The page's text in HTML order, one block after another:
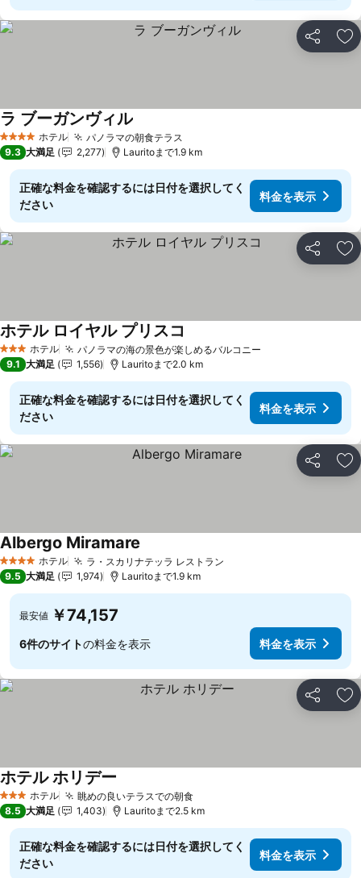
シェア お
4 ホテルのランク
ホテル パノラマの朝食テラス
ラ ブーガンヴィル
9.3 大満足 2,277 Lauritoまで1.9 km
正確な料金を確認するには日付を選択してく
ださい
料金を表示
シェア お
3 ホテルのランク
ホテル パノラマの海の景色が楽しめるバルコニー
ホテル ロイヤル プリスコ
9.1 大満足 1,556 Lauritoまで2.0 km
正確な料金を確認するには日付を選択してく
ださい
料金を表示
シェア お
4 ホテルのランク
ホテル ラ・スカリナテッラ レストラン
Albergo Miramare
9.5 大満足 1,974 Lauritoまで1.9 km
最安値 ￥74,157
6件のサイトの料金を表示 料金を表示
シェア お
3 ホテルのランク
ホテル 眺めの良いテラスでの朝食
ホテル ホリデー
8.5 大満足 1,403 Lauritoまで2.5 km
正確な料金を確認するには日付を選択してく
ださい
料金を表示